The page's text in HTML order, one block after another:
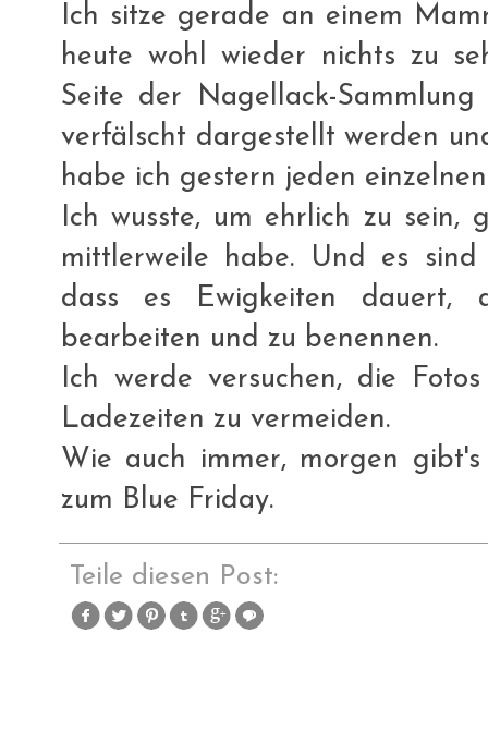
Ich sitze gerade an einem
heute wohl wieder nichts zu
Seite der Nagellack-
verfälscht dargestellt werden
habe ich gestern jeden
Ich wusste, um ehrlich zu sein,
mittlerweile habe. Und es sind
dass es Ewigkeiten dauert,
bearbeiten und zu benennen.
Ich werde versuchen, die
Ladezeiten zu vermeiden.
Wie auch immer, morgen
zum Blue Friday.
Teile diesen Post: